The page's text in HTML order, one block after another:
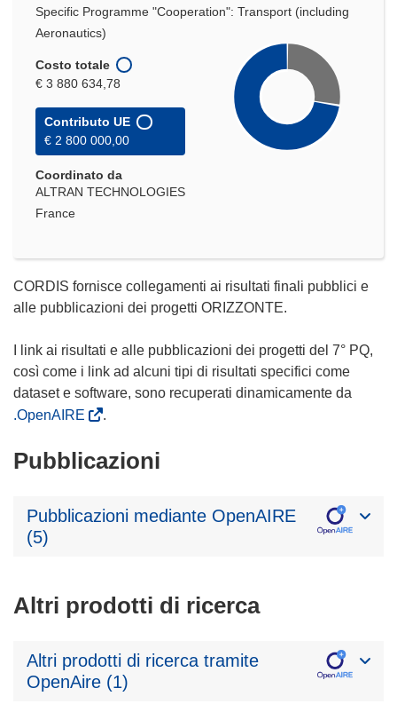
Specific Programme "Cooperation": Transport (including
Aeronautics)
Costo totale
€ 3 880 634,78
Contributo UE
€ 2 800 000,00
Coordinato da
ALTRAN TECHNOLOGIES
France
CORDIS fornisce collegamenti ai risultati finali pubblici e
alle pubblicazioni dei progetti ORIZZONTE.
I link ai risultati e alle pubblicazioni dei progetti del 7° PQ,
così come i link ad alcuni tipi di risultati specifici come
dataset e software, sono recuperati dinamicamente da
.OpenAIRE
.
Pubblicazioni
Pubblicazioni mediante OpenAIRE
(5)
Altri prodotti di ricerca
Altri prodotti di ricerca tramite
OpenAire (1)